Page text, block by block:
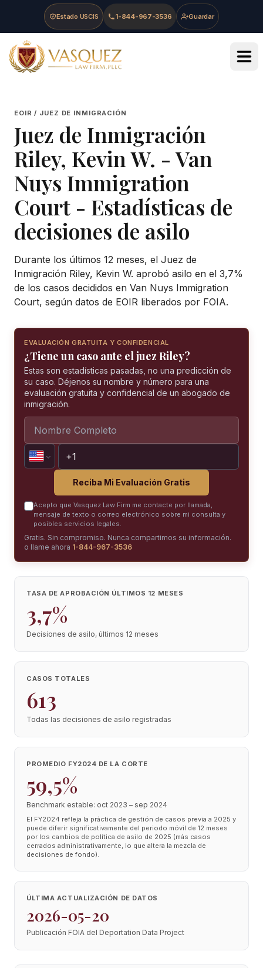
Skip to main content
Skip to navigation
Skip to footer
Estado USCIS 1-844-967-3536 Guardar
Vasquez Law Firm - Home
EOIR / JUEZ DE INMIGRACIÓN
Juez de Inmigración
Riley, Kevin W. -Van
Nuys Immigration
Court - Estadísticas de
decisiones de asilo
Durante los últimos 12 meses, el Juez de
Inmigración Riley, Kevin W. aprobó asilo en el 3,7%
de los casos decididos en Van Nuys Immigration
Court, según datos de EOIR liberados por FOIA.
EVALUACIÓN GRATUITA Y CONFIDENCIAL
¿Tiene un caso ante el juez Riley?
Estas son estadísticas pasadas, no una predicción de
su caso. Déjenos su nombre y número para una
evaluación gratuita y confidencial de un abogado de
inmigración.
Reciba Mi Evaluación Gratis
Acepto que Vasquez Law Firm me contacte por llamada,
mensaje de texto o correo electrónico sobre mi consulta y
posibles servicios legales.
Gratis. Sin compromiso. Nunca compartimos su información.
o llame ahora 1-844-967-3536
TASA DE APROBACIÓN ÚLTIMOS 12 MESES
3,7%
Decisiones de asilo, últimos 12 meses
CASOS TOTALES
613
Todas las decisiones de asilo registradas
PROMEDIO FY2024 DE LA CORTE
59,5%
Benchmark estable: oct 2023 – sep 2024
El FY2024 refleja la práctica de gestión de casos previa a 2025 y
puede diferir significativamente del periodo móvil de 12 meses
por los cambios de política de asilo de 2025 (más casos
cerrados administrativamente, lo que altera la mezcla de
decisiones de fondo).
ÚLTIMA ACTUALIZACIÓN DE DATOS
2026-05-20
Publicación FOIA del Deportation Data Project